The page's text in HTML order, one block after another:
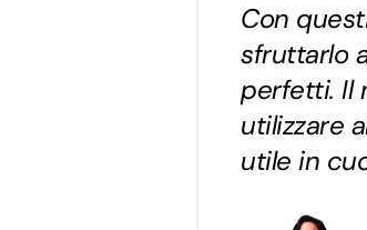
Con
sfruttarlo
perfetti. Il
utilizzare
utile in